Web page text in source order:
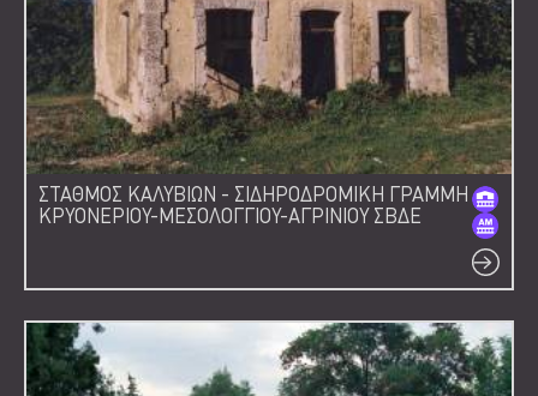
ΣΤΑΘΜΟΣ ΚΑΛΥΒΙΩΝ - ΣΙΔΗΡΟΔΡΟΜΙΚΗ ΓΡΑΜΜΗ
ΚΡΥΟΝΕΡΙΟΥ-ΜΕΣΟΛΟΓΓΙΟΥ-ΑΓΡΙΝΙΟΥ ΣΒΔΕ